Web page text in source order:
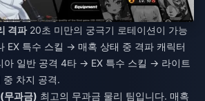
격파20초 미만의 궁극기 로테이션이 가능
EX 특수 스킬 → 매혹 상태 중 격파 캐릭터
아 일반 공격 4타 → EX 특수 스킬 → 라이트
차지 공격.
무과금) 최고의 무과금 물리 팀입니다. 매혹